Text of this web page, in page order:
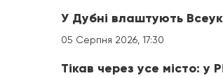
У Дубні влаштують
05 Серпня 2026, 17:30
Тікав через усе місто: у